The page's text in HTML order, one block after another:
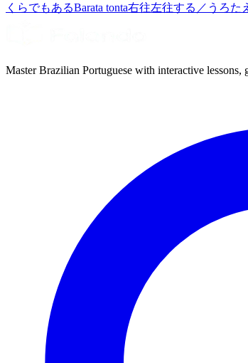
くらでもあるBarata tonta右往左往する／うろた
Master Brazilian Portuguese with interactive lessons,